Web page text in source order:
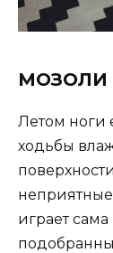
МОЗОЛИ
Летом ноги
ходьбы
играет